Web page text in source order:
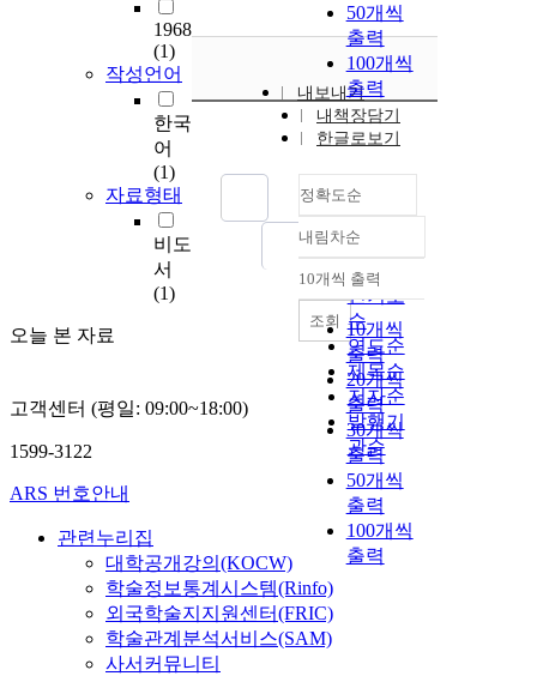
1968
(1)
작성언어
한국
어
(1)
자료형태
비도
서
(1)
오늘 본 자료
50개씩
출력
100개씩
출력
내보내기
내책장담기
한글로보기
정확도순
정확도
순
인기도
순
연도순
제목순
저자순
발행기
관순
내림차순
내림차순
10개씩 출력
10개씩
출력
20개씩
출력
30개씩
출력
50개씩
출력
100개씩
출력
조회
고객센터 (평일: 09:00~18:00)
1599-3122
ARS 번호안내
관련누리집
대학공개강의(KOCW)
학술정보통계시스템(Rinfo)
외국학술지지원센터(FRIC)
학술관계분석서비스(SAM)
사서커뮤니티